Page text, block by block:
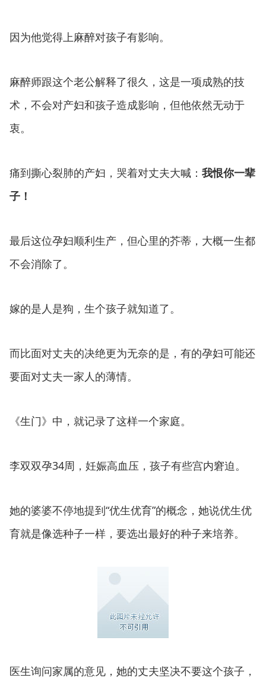
因为他觉得上麻醉对孩子有影响。
麻醉师跟这个老公解释了很久，这是一项成熟的技
术，不会对产妇和孩子造成影响，但他依然无动于
衷。
痛到撕心裂肺的产妇，哭着对丈夫大喊： 我恨你一辈
子！
最后这位孕妇顺利生产，但心里的芥蒂，大概一生都
不会消除了。
嫁的是人是狗，生个孩子就知道了。
而比面对丈夫的决绝更为无奈的是，有的孕妇可能还
要面对丈夫一家人的薄情。
《生门》中，就记录了这样一个家庭。
李双双孕34周，妊娠高血压，孩子有些宫内窘迫。
她的婆婆不停地提到“优生优育”的概念，她说优生优
育就是像选种子一样，要选出最好的种子来培养。
医生询问家属的意见，她的丈夫坚决不要这个孩子，